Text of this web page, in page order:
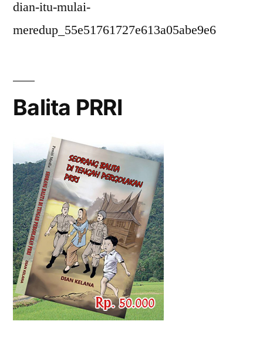
dian-itu-mulai-
meredup_55e51761727e613a05abe9e6
Balita PRRI